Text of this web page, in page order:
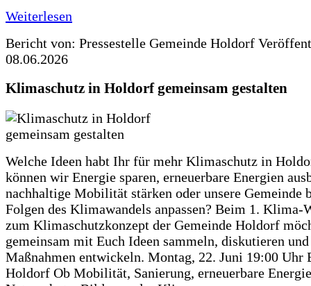
Weiterlesen
Bericht von: Pressestelle Gemeinde Holdorf
08.06.2026
Klimaschutz in Holdorf gemeinsam gestalten
Welche Ideen habt Ihr für mehr Klimaschutz in
können wir Energie sparen, erneuerbare Energien
nachhaltige Mobilität stärken oder unsere Gemeinde
Folgen des Klimawandels anpassen? Beim 1. Klima-
zum Klimaschutzkonzept der Gemeinde Holdorf
gemeinsam mit Euch Ideen sammeln, diskutieren
Maßnahmen entwickeln. Montag, 22. Juni 19:00 Uhr
Holdorf Ob Mobilität, Sanierung, erneuerbare